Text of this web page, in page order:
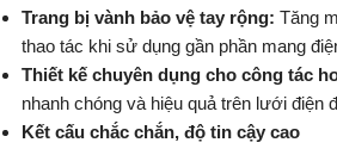
Trang bị vành bảo vệ tay rộng: Tăng
thao tác khi sử dụng gần phần mang
Thiết kế chuyên dụng cho công tác
nhanh chóng và hiệu quả trên lưới điện
Kết cấu chắc chắn, độ tin cậy cao